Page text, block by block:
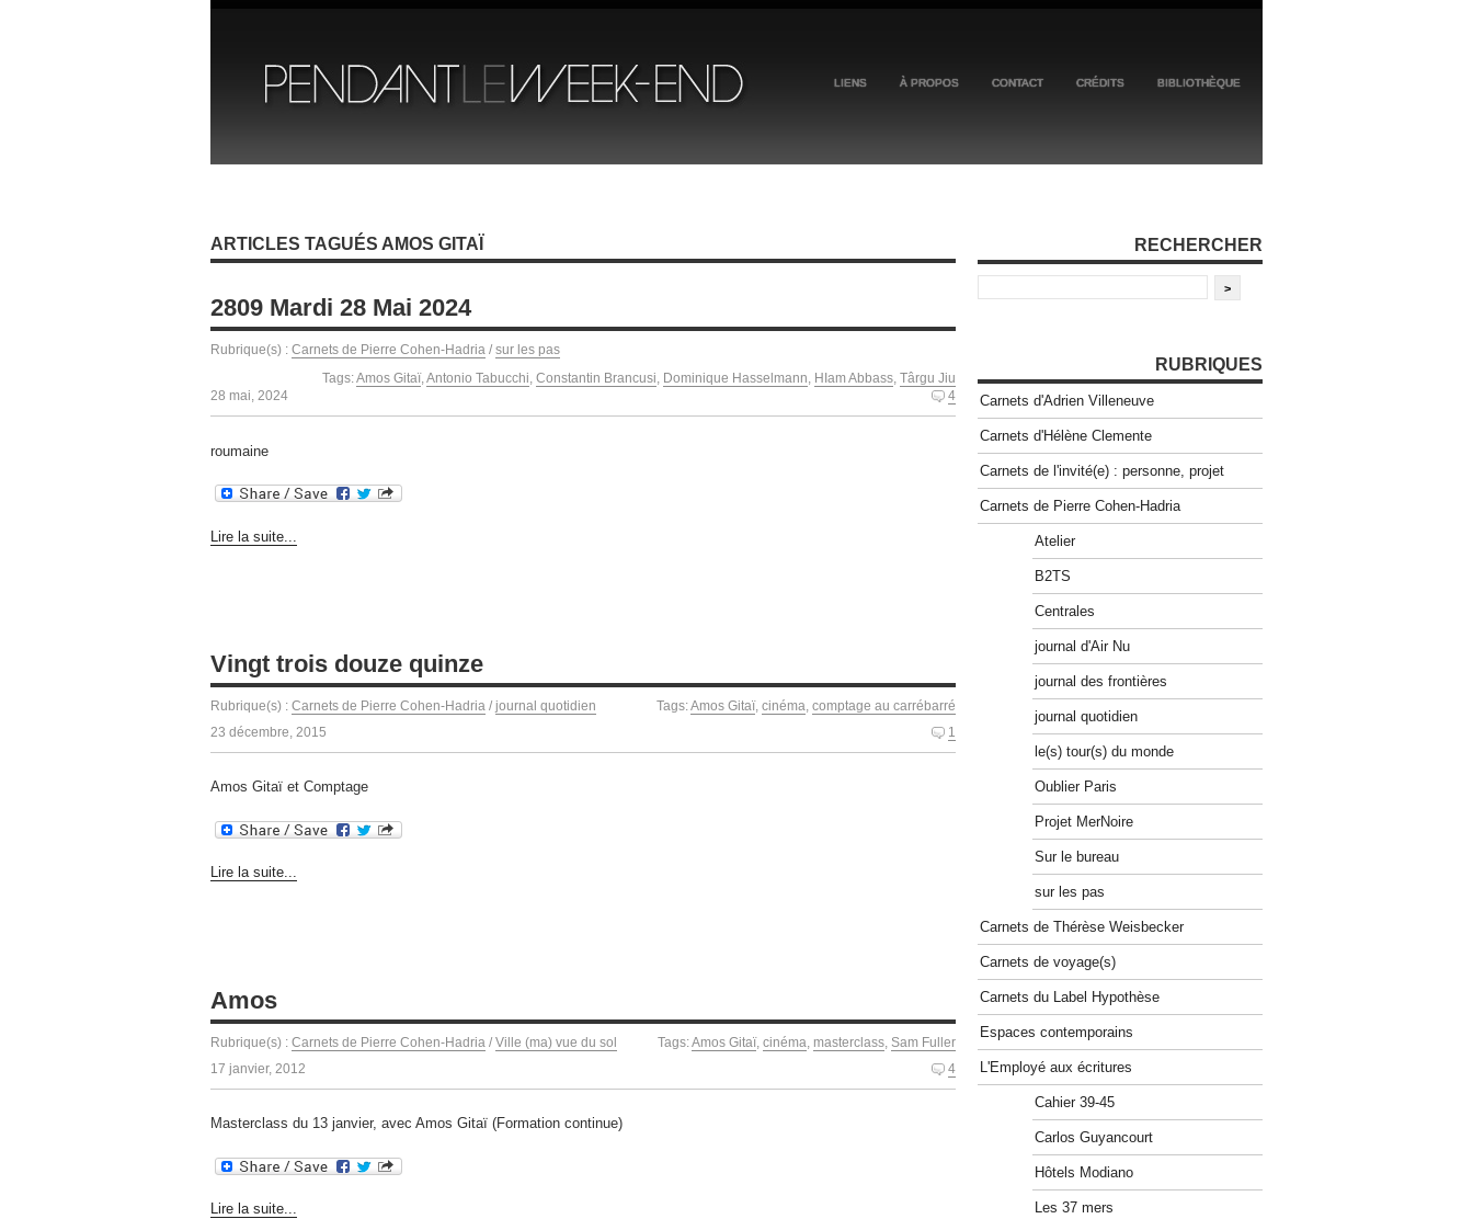
LIENS À PROPOS CONTACT CRÉDITS BIBLIOTHÈQUE
ARTICLES TAGUÉS AMOS GITAÏ
2809 Mardi 28 Mai 2024
Rubrique(s) : Carnets de Pierre Cohen-Hadria / sur les pas
Tags:Amos Gitaï,Antonio Tabucchi, Constantin Brancusi, Dominique Hasselmann, HIam Abbass, Târgu Jiu
28 mai, 2024
4
roumaine
Lire la suite...
Vingt trois douze quinze
Rubrique(s) : Carnets de Pierre Cohen-Hadria / journal quotidien Tags:Amos Gitaï, cinéma comptage au carrébarré
23 décembre, 2015
1
Amos Gitaï et Comptage
Lire la suite...
Amos
Rubrique(s) : Carnets de Pierre Cohen-Hadria / Ville (ma) vue du sol Tags:Amos Gitaï, cinéma masterclass Sam Fuller
17 janvier, 2012
4
Masterclass du 13 janvier, avec Amos Gitaï (Formation continue)
Lire la suite...
RECHERCHER
RUBRIQUES
Carnets d'Adrien Villeneuve
Carnets d'Hélène Clemente
Carnets de l'invité(e) : personne, projet
Carnets de Pierre Cohen-Hadria
Atelier
B2TS
Centrales
journal d'Air Nu
journal des frontières
journal quotidien
le(s) tour(s) du monde
Oublier Paris
Projet MerNoire
Sur le bureau
sur les pas
Carnets de Thérèse Weisbecker
Carnets de voyage(s)
Carnets du Label Hypothèse
Espaces contemporains
L'Employé aux écritures
Cahier 39-45
Carlos Guyancourt
Hôtels Modiano
Les 37 mers